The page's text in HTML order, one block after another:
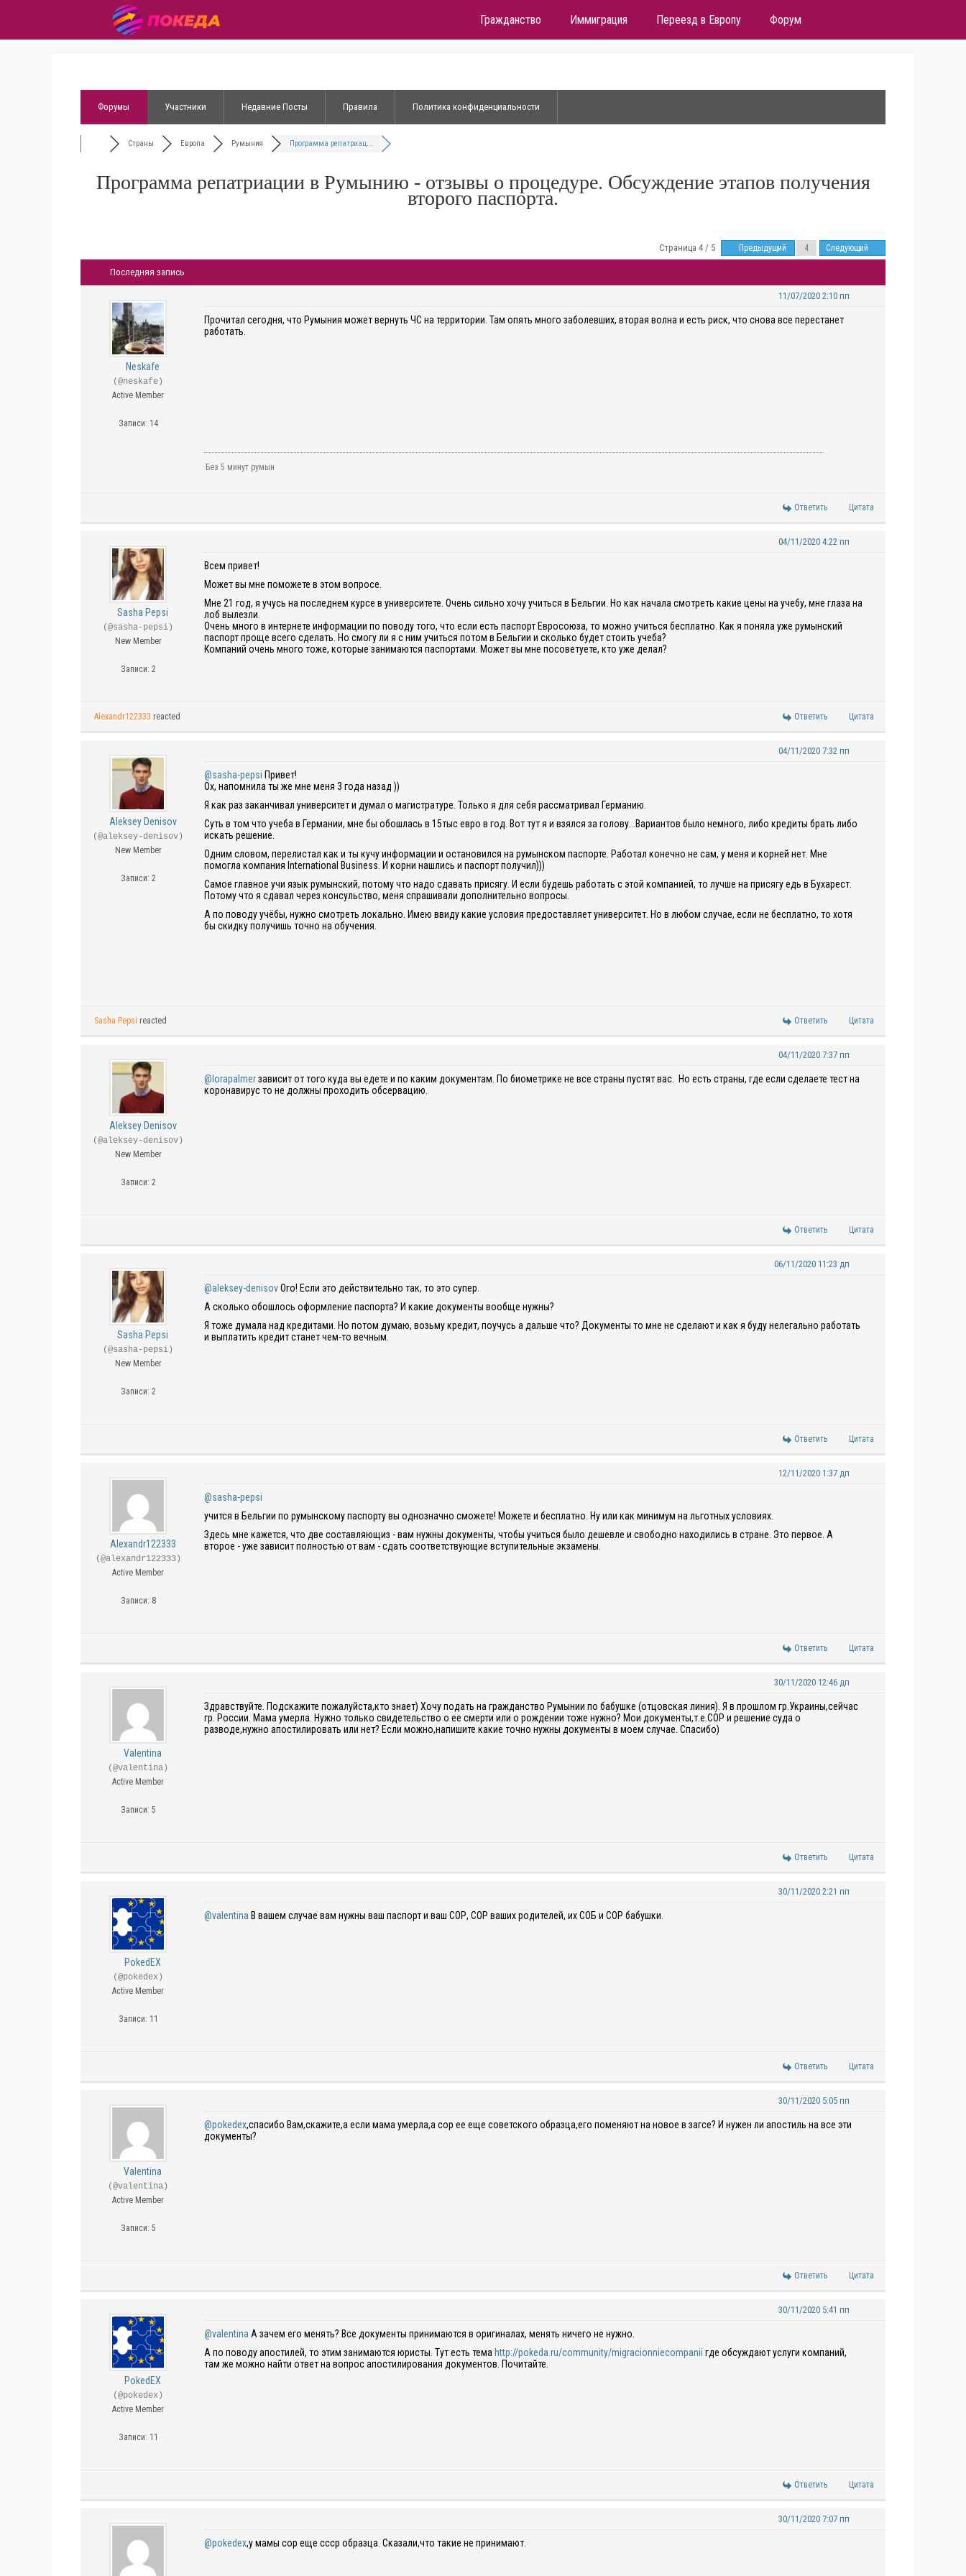
Гражданство Иммиграция Переезд в Европу Форум
Форумы Участники Недавние Посты Правила Политика конфиденциальности
Страны Европа Румыния Программа репатриац...
Программа репатриации в Румынию - отзывы о процедуре. Обсуждение этапов получения
второго паспорта.
Страница 4 / 5 Предыдущий Следующий
Последняя запись
Neskafe
(@neskafe)
Active Member
Записи: 14
11/07/2020 2:10 пп
Прочитал сегодня, что Румыния может вернуть ЧС на территории. Там опять много заболевших, вторая волна и есть риск, что снова все перестанет
работать.
Без 5 минут румын
Ответить Цитата
Sasha Pepsi
(@sasha-pepsi)
New Member
Записи: 2
04/11/2020 4:22 пп
Всем привет!
Может вы мне поможете в этом вопросе.
Мне 21 год, я учусь на последнем курсе в университете. Очень сильно хочу учиться в Бельгии. Но как начала смотреть какие цены на учебу, мне глаза на
лоб вылезли.
Очень много в интернете информации по поводу того, что если есть паспорт Евросоюза, то можно учиться бесплатно. Как я поняла уже румынский
паспорт проще всего сделать. Но смогу ли я с ним учиться потом в Бельгии и сколько будет стоить учеба?
Компаний очень много тоже, которые занимаются паспортами. Может вы мне посоветуете, кто уже делал?
Alexandr122333 reacted Ответить Цитата
Aleksey Denisov
(@aleksey-denisov)
New Member
Записи: 2
04/11/2020 7:32 пп
@sasha-pepsi Привет!
Ох, напомнила ты же мне меня 3 года назад ))
Я как раз заканчивал университет и думал о магистратуре. Только я для себя рассматривал Германию.
Суть в том что учеба в Германии, мне бы обошлась в 15тыс евро в год. Вот тут я и взялся за голову...Вариантов было немного, либо кредиты брать либо
искать решение.
Одним словом, перелистал как и ты кучу информации и остановился на румынском паспорте. Работал конечно не сам, у меня и корней нет. Мне
помогла компания International Business. И корни нашлись и паспорт получил)))
Самое главное учи язык румынский, потому что надо сдавать присягу. И если будешь работать с этой компанией, то лучше на присягу едь в Бухарест.
Потому что я сдавал через консульство, меня спрашивали дополнительно вопросы.
А по поводу учёбы, нужно смотреть локально. Имею ввиду какие условия предоставляет университет. Но в любом случае, если не бесплатно, то хотя
бы скидку получишь точно на обучения.
Sasha Pepsi reacted Ответить Цитата
Aleksey Denisov
(@aleksey-denisov)
New Member
Записи: 2
04/11/2020 7:37 пп
@lorapalmerзависит от того куда вы едете и по каким документам. По биометрике не все страны пустят вас. Но есть страны, где если сделаете тест на
коронавирус то не должны проходить обсервацию.
Ответить Цитата
Sasha Pepsi
(@sasha-pepsi)
New Member
Записи: 2
06/11/2020 11:23 дп
@aleksey-denisovОго! Если это действительно так, то это супер.
А сколько обошлось оформление паспорта? И какие документы вообще нужны?
Я тоже думала над кредитами. Но потом думаю, возьму кредит, поучусь а дальше что? Документы то мне не сделают и как я буду нелегально работать
и выплатить кредит станет чем-то вечным.
Ответить Цитата
Alexandr122333
(@alexandr122333)
Active Member
Записи: 8
12/11/2020 1:37 дп
@sasha-pepsi
учится в Бельгии по румынскому паспорту вы однозначно сможете! Можете и бесплатно. Ну или как минимум на льготных условиях.
Здесь мне кажется, что две составляющиз - вам нужны документы, чтобы учиться было дешевле и свободно находились в стране. Это первое. А
второе - уже зависит полностью от вам - сдать соответствующие вступительные экзамены.
Ответить Цитата
Valentina
(@valentina)
Active Member
Записи: 5
30/11/2020 12:46 дп
Здравствуйте. Подскажите пожалуйста,кто знает) Хочу подать на гражданство Румынии по бабушке (отцовская линия). Я в прошлом гр.Украины,сейчас
гр. России. Мама умерла. Нужно только свидетельство о ее смерти или о рождении тоже нужно? Мои документы,т.е.СОР и решение суда о
разводе,нужно апостилировать или нет? Если можно,напишите какие точно нужны документы в моем случае. Спасибо)
Ответить Цитата
PokedEX
(@pokedex)
Active Member
Записи: 11
30/11/2020 2:21 пп
@valentina В вашем случае вам нужны ваш паспорт и ваш СОР, СОР ваших родителей, их СОБ и СОР бабушки.
Ответить Цитата
Valentina
(@valentina)
Active Member
Записи: 5
30/11/2020 5:05 пп
@pokedex,спасибо Вам,скажите,а если мама умерла,а сор ее еще советского образца,его поменяют на новое в загсе? И нужен ли апостиль на все эти
документы?
Ответить Цитата
PokedEX
(@pokedex)
Active Member
Записи: 11
30/11/2020 5:41 пп
@valentina А зачем его менять? Все документы принимаются в оригиналах, менять ничего не нужно.
А по поводу апостилей, то этим занимаются юристы. Тут есть тема http://pokeda.ru/community/migracionniecompanii
там же можно найти ответ на вопрос апостилирования документов. Почитайте.
Ответить Цитата
30/11/2020 7:07 пп
@pokedex,у мамы сор еще ссср образца. Сказали,что такие не принимают.